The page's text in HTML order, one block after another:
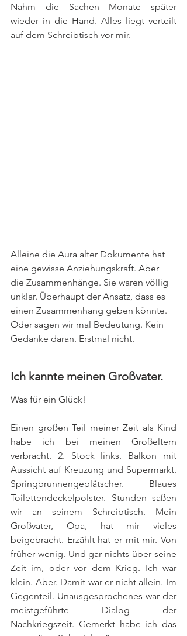
Nahm die Sachen Monate später
wieder in die Hand. Alles liegt verteilt
auf dem Schreibtisch vor mir.
Alleine die Aura alter Dokumente hat
eine gewisse Anziehungskraft. Aber
die Zusammenhänge. Sie waren völlig
unklar. Überhaupt der Ansatz, dass es
einen Zusammenhang geben könnte.
Oder sagen wir mal Bedeutung. Kein
Gedanke daran. Erstmal nicht.
Ich kannte meinen Großvater.
Was für ein Glück!
Einen großen Teil meiner Zeit als Kind
habe ich bei meinen Großeltern
verbracht. 2. Stock links. Balkon mit
Aussicht auf Kreuzung und Supermarkt.
Springbrunnengeplätscher. Blaues
Toilettendeckelpolster. Stunden saßen
wir an seinem Schreibtisch. Mein
Großvater, Opa, hat mir vieles
beigebracht. Erzählt hat er mit mir. Von
früher wenig. Und gar nichts über seine
Zeit im, oder vor dem Krieg. Ich war
klein. Aber. Damit war er nicht allein. Im
Gegenteil. Unausgesprochenes war der
meistgeführte Dialog der
Nachkriegszeit. Gemerkt habe ich das